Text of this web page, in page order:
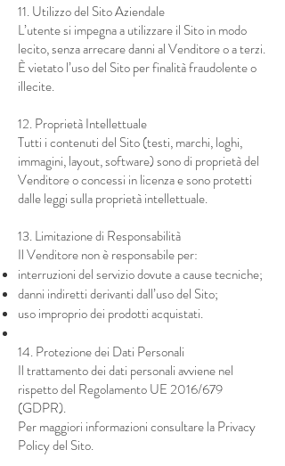
11. Utilizzo del Sito Aziendale
L’utente si impegna a utilizzare il Sito in modo
lecito, senza arrecare danni al Venditore o a terzi.
È vietato l’uso del Sito per finalità fraudolente o
illecite.
12. Proprietà Intellettuale
Tutti i contenuti del Sito (testi, marchi, loghi,
immagini, layout, software) sono di proprietà del
Venditore o concessi in licenza e sono protetti
dalle leggi sulla proprietà intellettuale.
13. Limitazione di Responsabilità
Il Venditore non è responsabile per:
interruzioni del servizio dovute a cause tecniche;
danni indiretti derivanti dall’uso del Sito;
uso improprio dei prodotti acquistati.
14. Protezione dei Dati Personali
Il trattamento dei dati personali avviene nel
rispetto del Regolamento UE 2016/679
(GDPR).
Per maggiori informazioni consultare la Privacy
Policy del Sito.